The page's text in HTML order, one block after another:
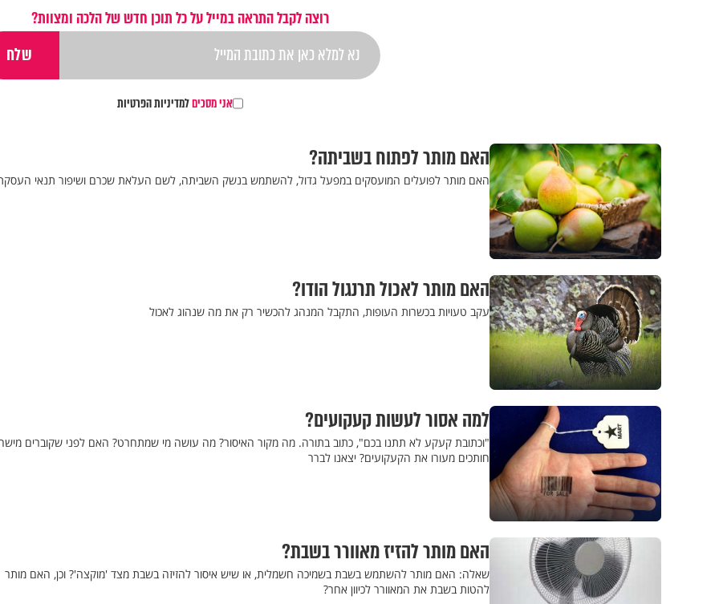
רוצה לקבל התראה במייל על כל תוכן חדש של הלכה ומצוות?
אני מסכיםלמדיניות הפרטיות
האם מותר לפתוח בשביתה?
האם מותר לפועלים המועסקים במפעל גדול, להשתמש בנשק השביתה, לשם העלאת שכרם ושיפור תנאי
האם מותר לאכול תרנגול הודו?
עקב טעויות בכשרות העופות, התקבל המנהג להכשיר רק את מה שנהוג לאכול
למה אסור לעשות קעקועים?
"וכתובת קעקע לא תתנו בכם", כתוב בתורה. מה מקור האיסור? מה עושה מי שמתחרט? האם לפני שקוברים
חותכים מעורו את הקעקועים? יצאנו לברר
האם מותר להזיז מאוורר בשבת?
שאלה: האם מותר להשתמש בשבת בשמיכה חשמלית, או שיש איסור להזיזה בשבת מצד 'מוקצה'? וכן, האם מותר
להטות בשבת את המאוורר לכיוון אחר?